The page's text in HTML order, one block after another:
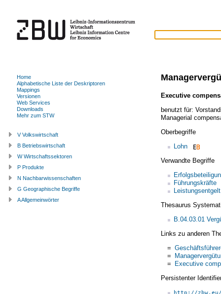
Executive
benutzt für:
Managerial
Oberbegriffe
Lohn
Verwandte Begriffe
Führungskräfte
Leistungsentgelt
Thesaurus
B.04.03.01
Links zu anderen
=
=
= Executive
Persistenter
http://
Home
Alphabetische Liste der Deskriptoren
Mappings
Versionen
Web Services
Downloads
Mehr zum STW
V Volkswirtschaft
B Betriebswirtschaft
W Wirtschaftssektoren
P Produkte
N Nachbarwissenschaften
G Geographische Begriffe
A Allgemeinwörter